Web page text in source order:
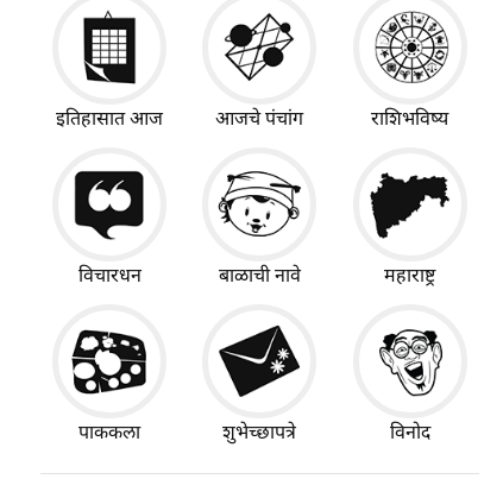
इतिहासात आज आजचे पंचांग राशिभविष्य
विचारधन बाळाची नावे महाराष्ट्र
पाककला शुभेच्छापत्रे विनोद